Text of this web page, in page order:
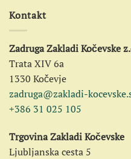
Kontakt
Zadruga Zakladi Kočevske
Trata XIV 6a
1330 Kočevje
zadruga@zakladi-
+386 31 025 105
Trgovina Zakladi Kočevske
Ljubljanska cesta 5